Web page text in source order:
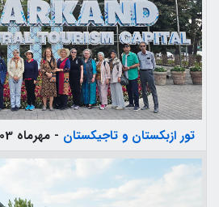
تور ازبکستان و تاجیکستان - مهرماه 1403 -